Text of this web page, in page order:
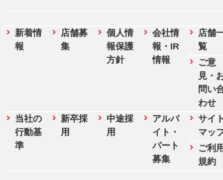
新着情
報
店舗募
集
個人情
報保護
方針
会社情
報・IR
情報
店舗
覧
ご意
見・
問い
わせ
当社の
行動基
準
新卒採
用
中途採
用
アルバ
イト・
パート
募集
サイ
マッ
ご利
規約